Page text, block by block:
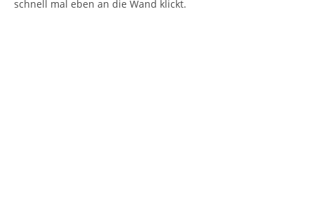
schnell mal eben an die Wand klickt.